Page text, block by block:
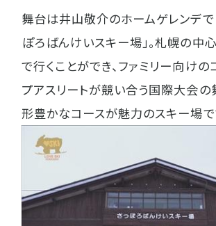
舞台は井山敬介のホームゲレンデで
ぽろばんけいスキー場」。札幌の中
で行くことができ、ファミリー向けの
プアスリートが競い合う国際大会の
形豊かなコースが魅力のスキー場で